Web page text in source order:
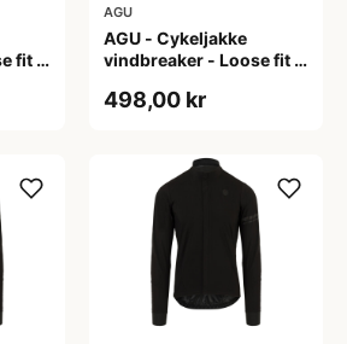
fit -
AGU
AGU - Cykeljakke
vindbreaker - Loose fit -
498,00 kr